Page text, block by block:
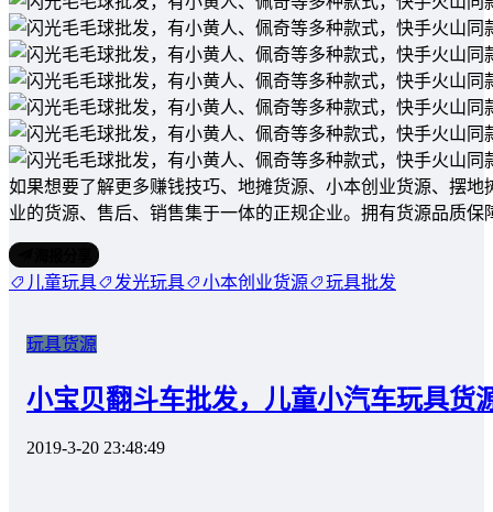
如果想要了解更多赚钱技巧、地摊货源、小本创业货源、摆
业的货源、售后、销售集于一体的正规企业。拥有货源品质
儿童玩具 发光玩具 小本创业货源 玩具批发
玩具货源
小宝贝翻斗车批发，儿童小汽车玩具货
2019-3-20 23:48:49